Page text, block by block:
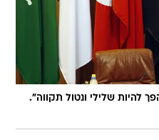
להיות שלילי ונטול תקווה".